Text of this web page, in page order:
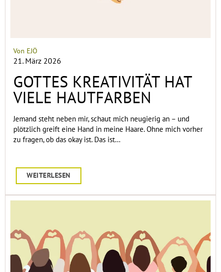
Von EJÖ
21. März 2026
GOTTES KREATIVITÄT HAT
VIELE HAUTFARBEN
Jemand steht neben mir, schaut mich neugierig an – und
plötzlich greift eine Hand in meine Haare. Ohne mich vorher
zu fragen, ob das okay ist. Das ist…
WEITERLESEN